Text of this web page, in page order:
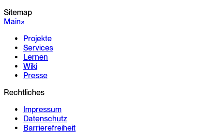
Sitemap
Main
Projekte
Services
Lernen
Wiki
Presse
Rechtliches
Impressum
Datenschutz
Barrierefreiheit